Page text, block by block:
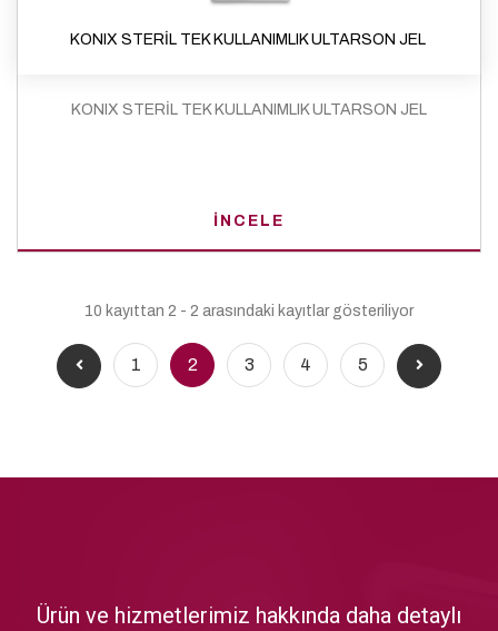
KONIX STERİL TEK KULLANIMLIK ULTARSON JEL
KONIX STERİL TEK KULLANIMLIK ULTARSON JEL
İNCELE
10 kayıttan 2 - 2 arasındaki kayıtlar gösteriliyor
1 2 3 4 5
Ürün ve hizmetlerimiz hakkında daha detaylı